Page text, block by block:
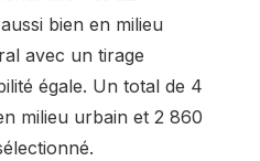
bien en milieu
avec un tirage
égale. Un total de 4
milieu urbain et 2 860